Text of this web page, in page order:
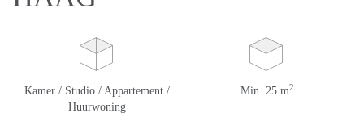
Kamer / Studio / Appartement /
Huurwoning
Min. 25 m2